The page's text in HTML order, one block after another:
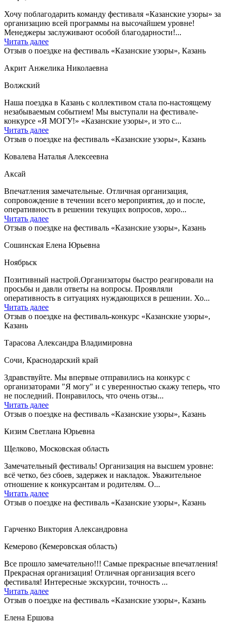
Хочу поблагодарить команду фестиваля «Казанские узоры» за
организацию всей программы на высочайшем уровне!
Менеджеры заслуживают особой благодарности!...
Читать далее
Отзыв о поездке на фестиваль «Казанские узоры», Казань
Акрит Анжелика Николаевна
Волжский
Наша поездка в Казань с коллективом стала по-настоящему
незабываемым событием! Мы выступали на фестивале-
конкурсе «Я МОГУ!» «Казанские узоры», и это с...
Читать далее
Отзыв о поездке на фестиваль «Казанские узоры», Казань
Ковалева Наталья Алексеевна
Аксай
Впечатления замечательные. Отличная организация,
сопровождение в течении всего мероприятия, до и после,
оперативность в решении текущих вопросов, хоро...
Читать далее
Отзыв о поездке на фестиваль «Казанские узоры», Казань
Сошинская Елена Юрьевна
Ноябрьск
Позитивный настрой.Организаторы быстро реагировали на
просьбы и давли ответы на вопросы. Проявляли
оперативность в ситуациях нуждающихся в решении. Хо...
Читать далее
Отзыв о поездке на фестиваль-конкурс «Казанские узоры»,
Казань
Тарасова Александра Владимировна
Сочи, Краснодарский край
Здравствуйте. Мы впервые отправились на конкурс с
организаторами "Я могу" и с уверенностью скажу теперь, что
не последний. Понравилось, что очень отзы...
Читать далее
Отзыв о поездке на фестиваль «Казанские узоры», Казань
Кизим Светлана Юрьевна
Щелково, Московская область
Замечательный фестиваль! Организация на высшем уровне:
всё четко, без сбоев, задержек и накладок. Уважительное
отношение к конкурсантам и родителям. О...
Читать далее
Отзыв о поездке на фестиваль «Казанские узоры», Казань
Гарченко Виктория Александровна
Кемерово (Кемеровская область)
Все прошло замечательно!!! Самые прекрасные впечатления!
Прекрасная организация! Отличная организация всего
фестиваля! Интересные экскурсии, точность ...
Читать далее
Отзыв о поездке на фестиваль «Казанские узоры», Казань
Елена Ершова